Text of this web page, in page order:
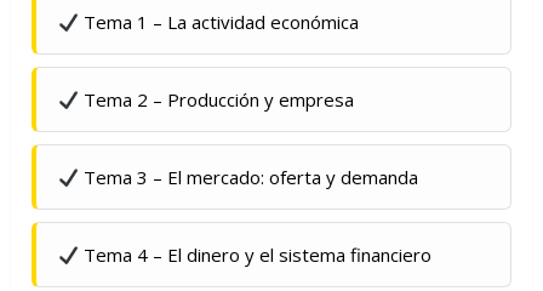
Tema 1 – La actividad económica
Tema 2 – Producción y empresa
Tema 3 – El mercado: oferta y demanda
Tema 4 – El dinero y el sistema financiero